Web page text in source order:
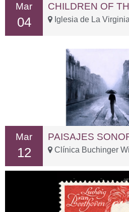
Mar
04 Iglesia de La
Mar
12
PAISAJES
Clínica Buchinger